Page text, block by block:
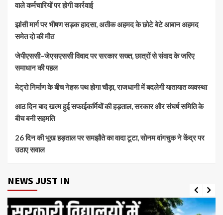
वाले कर्मचारियों पर होगी कार्रवाई
झांसी मार्ग पर भीषण सड़क हादसा, अतीक अहमद के छोटे बेटे आबान अहमद
समेत दो की मौत
जेपीएससी–जेएसएससी विवाद पर सरकार सख्त, छात्रों से संवाद के जरिए
समाधान की पहल
मेट्रो निर्माण के बीच नेहरू पथ होगा चौड़ा, राजधानी में बदलेगी यातायात व्यवस्था
आठ दिन बाद खत्म हुई सफाईकर्मियों की हड़ताल, सरकार और संघर्ष समिति के
बीच बनी सहमति
26 दिन की भूख हड़ताल पर समझौते का वादा टूटा, सोनम वांगचुक ने केंद्र पर
उठाए सवाल
NEWS JUST IN